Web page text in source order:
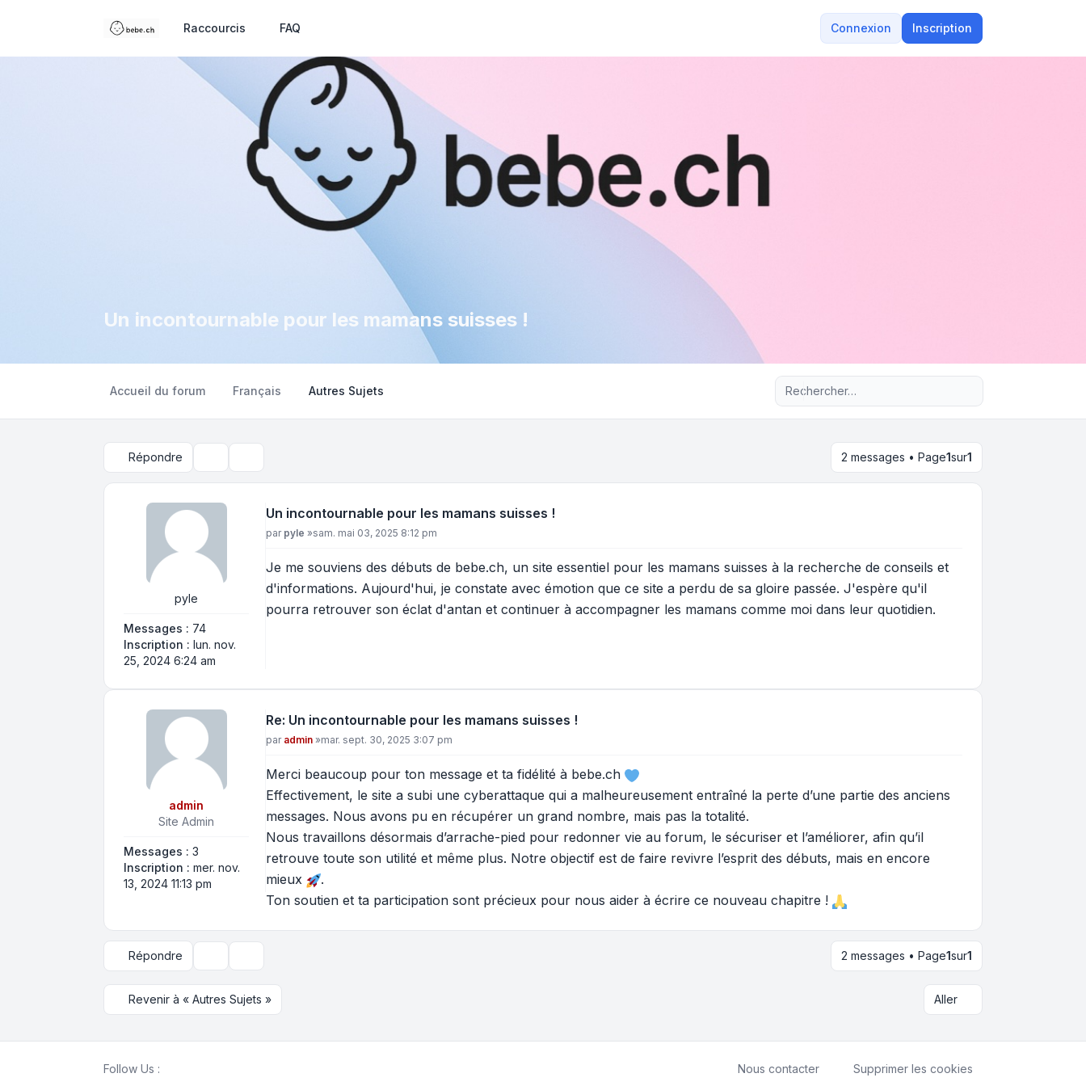
Raccourcis FAQ Connexion Inscription
Un incontournable pour les mamans suisses !
Accueil du forum Français Autres Sujets Recherche avancée
Répondre 2 messages • Page1sur1
pyle
Messages : 74
Inscription : lun. nov.
25, 2024 6:24 am
Un incontournable pour les mamans suisses !
Message
par pyle »sam. mai 03, 2025 8:12 pm
Je me souviens des débuts de bebe.ch, un site essentiel pour les mamans suisses à la recherche de conseils et
d'informations. Aujourd'hui, je constate avec émotion que ce site a perdu de sa gloire passée. J'espère qu'il
pourra retrouver son éclat d'antan et continuer à accompagner les mamans comme moi dans leur quotidien.
admin
Site Admin
Messages : 3
Inscription : mer. nov.
13, 2024 11:13 pm
Re: Un incontournable pour les mamans suisses !
Message
par admin »mar. sept. 30, 2025 3:07 pm
Merci beaucoup pour ton message et ta fidélité à bebe.ch
Effectivement, le site a subi une cyberattaque qui a malheureusement entraîné la perte d’une partie des anciens
messages. Nous avons pu en récupérer un grand nombre, mais pas la totalité.
Nous travaillons désormais d’arrache-pied pour redonner vie au forum, le sécuriser et l’améliorer, afin qu’il
retrouve toute son utilité et même plus. Notre objectif est de faire revivre l’esprit des débuts, mais en encore
mieux
.
Ton soutien et ta participation sont précieux pour nous aider à écrire ce nouveau chapitre !
Répondre 2 messages • Page1sur1
Revenir à « Autres Sujets » Aller
Follow Us : Nous contacter Supprimer les cookies